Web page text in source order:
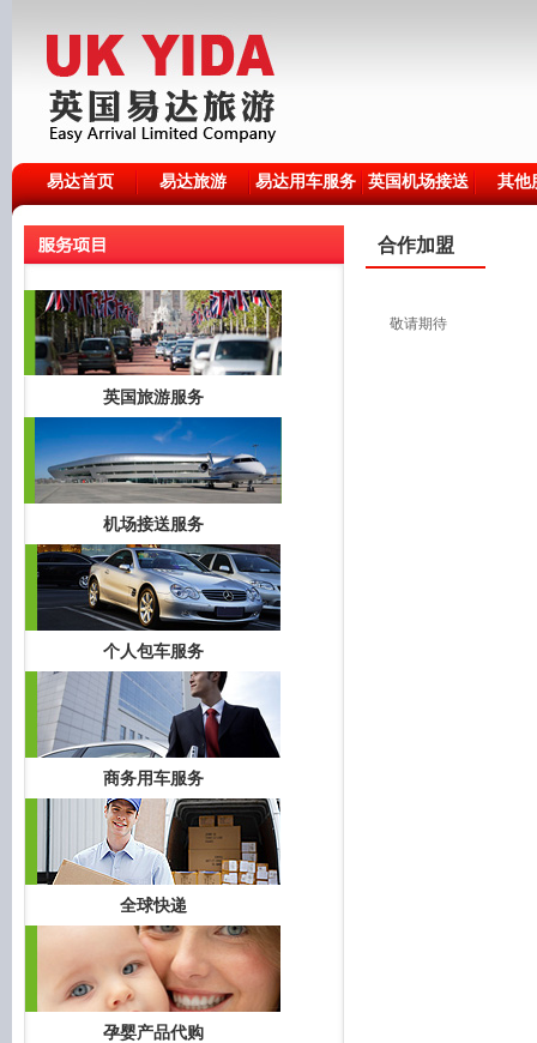
易达首页 易达旅游 易达用车服务 英国机场接送 其他
英国旅游服务
机场接送服务
个人包车服务
商务用车服务
全球快递
孕婴产品代购
合作加盟
敬请期待